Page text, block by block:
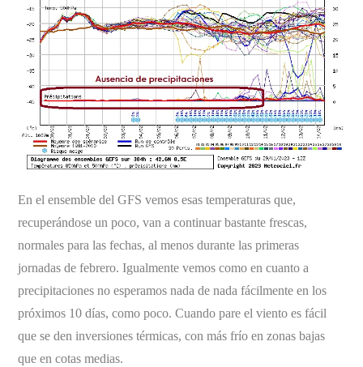
En el ensemble del GFS vemos esas temperaturas que,
recuperándose un poco, van a continuar bastante frescas,
normales para las fechas, al menos durante las primeras
jornadas de febrero. Igualmente vemos como en cuanto a
precipitaciones no esperamos nada de nada fácilmente en los
próximos 10 días, como poco. Cuando pare el viento es fácil
que se den inversiones térmicas, con más frío en zonas bajas
que en cotas medias.